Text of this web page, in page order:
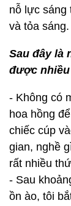
nỗ lực sáng
và tỏa sáng.
Sau đây là
được
- Không có
hoa hồng
chiếc cúp
gian, nghề
rất nhiều
- Sau
ồn ào, tôi